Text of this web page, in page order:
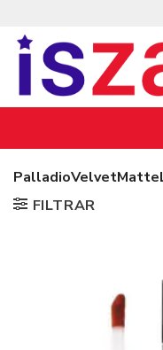
contenido
FILTRAR